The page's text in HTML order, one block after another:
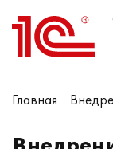
Главная